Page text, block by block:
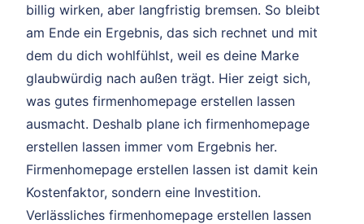
billig wirken, aber langfristig bremsen. So bleibt
am Ende ein Ergebnis, das sich rechnet und mit
dem du dich wohlfühlst, weil es deine Marke
glaubwürdig nach außen trägt. Hier zeigt sich,
was gutes firmenhomepage erstellen lassen
ausmacht. Deshalb plane ich firmenhomepage
erstellen lassen immer vom Ergebnis her.
Firmenhomepage erstellen lassen ist damit kein
Kostenfaktor, sondern eine Investition.
Verlässliches firmenhomepage erstellen lassen